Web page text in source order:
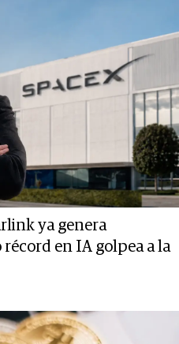
ya genera
récord en IA golpea a la